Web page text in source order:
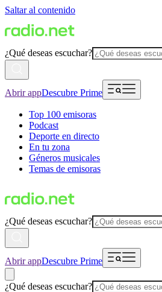
Saltar al contenido
¿Qué deseas escuchar?
Abrir appDescubre Prime
Top 100 emisoras
Podcast
Deporte en directo
En tu zona
Géneros musicales
Temas de emisoras
¿Qué deseas escuchar?
Abrir appDescubre Prime
¿Qué deseas escuchar?